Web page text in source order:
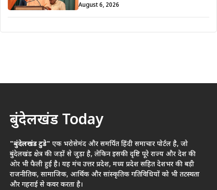
August 6, 2026
बुंदेलखंड Today
"बुंदेलखंड टुडे" एक भरोसेमंद और समर्पित हिंदी समाचार पोर्टल है, जो
बुंदेलखंड क्षेत्र की जड़ों से जुड़ा है, लेकिन इसकी दृष्टि पूरे राज्य और देश की
ओर भी फैली हुई है। यह मंच उत्तर प्रदेश, मध्य प्रदेश सहित देशभर की बड़ी
राजनीतिक, सामाजिक, आर्थिक और सांस्कृतिक गतिविधियों को भी तटस्थता
और गहराई से कवर करता है।